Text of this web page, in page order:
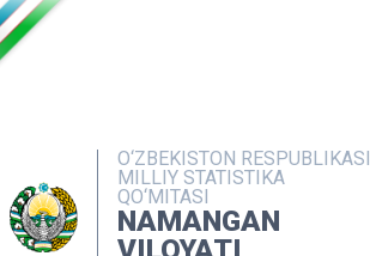
O‘ZBEKISTON RESPUBLIKASI
MILLIY STATISTIKA
QO‘MITASI
NAMANGAN
NASHRLAR
INTERAKTIV XIZMATLAR
MATBUOT XIZMATI